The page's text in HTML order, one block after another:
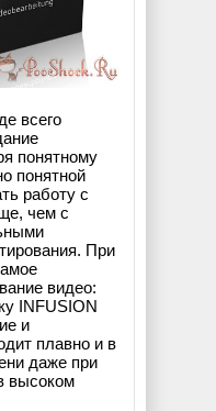
всего
понятному
понятной
работу с
чем с
При
видео:
INFUSION
и
плавно и в
даже при
высоком